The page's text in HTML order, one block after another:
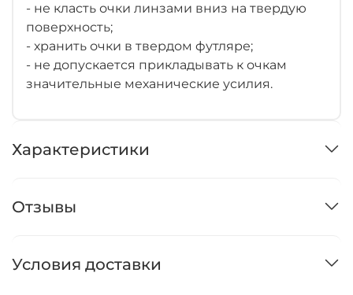
- не класть очки линзами вниз на твердую
поверхность;
- хранить очки в твердом футляре;
- не допускается прикладывать к очкам
значительные механические усилия.
Характеристики
Отзывы
Условия доставки